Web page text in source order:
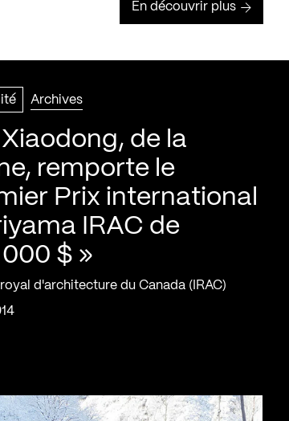
En découvrir plus
Archives
de la
remporte le
Prix international
IRAC de
000 $ »
d'architecture du Canada (IRAC)